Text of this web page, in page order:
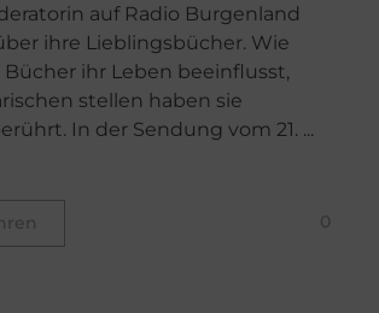
auf Radio Burgenland
ihre Lieblingsbücher. Wie
Bücher ihr Leben beeinflusst,
stellen haben sie
In der Sendung vom 21. ...
0